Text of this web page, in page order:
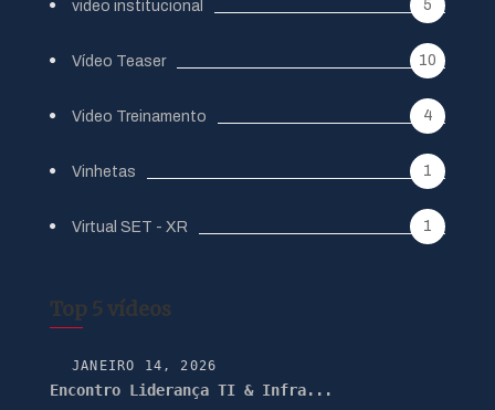
video institucional 5
Vídeo Teaser 10
Video Treinamento 4
Vinhetas 1
Virtual SET - XR 1
Top 5 vídeos
JANEIRO 14, 2026
Encontro Liderança TI & Infra...